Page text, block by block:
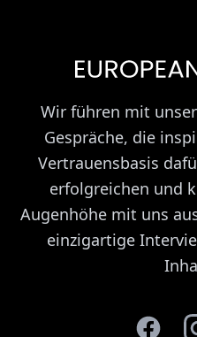
Wir führen mit
Gespräche, die
Vertrauensbasis
erfolgreichen und
Augenhöhe mit uns
einzigartige